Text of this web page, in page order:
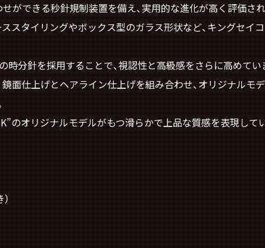
ができる秒針規制装置を備え、実用的な進化が高く評価さ
スタイリングやボックス型のガラス形状など、キングセイ
時分針を採用することで、視認性と高級感をさらに高めてい
面仕上げとヘアライン仕上げを組み合わせ、オリジナルモ
のオリジナルモデルがもつ滑らかで上品な質感を表現して